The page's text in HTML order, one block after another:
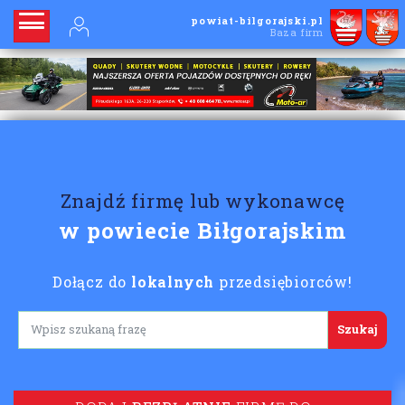
powiat-bilgorajski.pl
Baza firm
Znajdź firmę lub wykonawcę
w powiecie Biłgorajskim
Dołącz do lokalnych przedsiębiorców!
Lorem ipsum